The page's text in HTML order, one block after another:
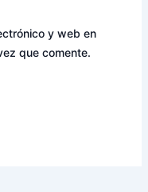
y web en
que comente.